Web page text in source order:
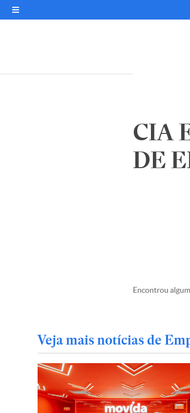
CIA
DE
Encontrou
Veja mais notícias de